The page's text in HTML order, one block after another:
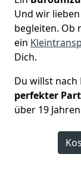
Und wir
begleiten. Ob
ein
Dich.
Du willst nach
perfekter
über 19